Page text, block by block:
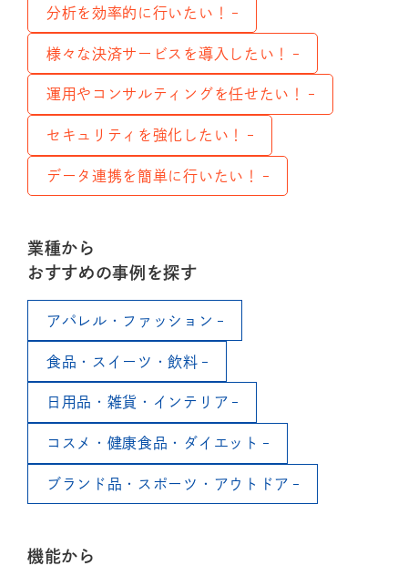
分析を効率的に行いたい！
様々な決済サービスを導入したい！
運用やコンサルティングを任せたい！
セキュリティを強化したい！
データ連携を簡単に行いたい！
業種から
おすすめの事例を探す
アパレル・ファッション
食品・スイーツ・飲料
日用品・雑貨・インテリア
コスメ・健康食品・ダイエット
ブランド品・スポーツ・アウトドア
機能から